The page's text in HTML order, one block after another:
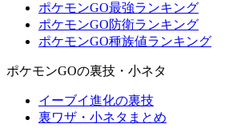
ポケモンGO最強ランキング
ポケモンGO防衛ランキング
ポケモンGO種族値ランキング
ポケモンGOの裏技・小ネタ
イーブイ進化の裏技
裏ワザ・小ネタまとめ